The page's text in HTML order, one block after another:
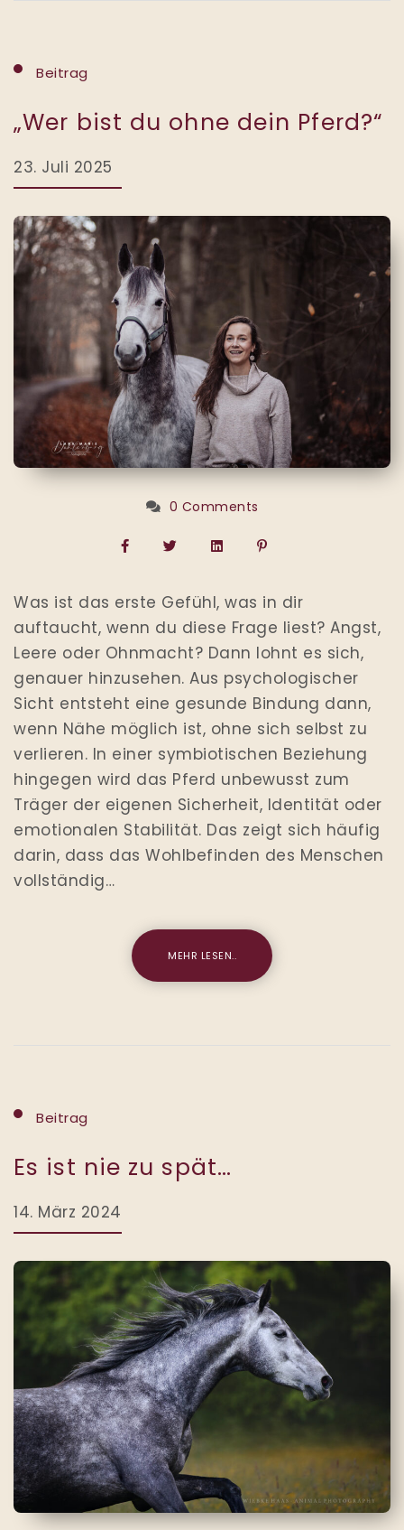
Beitrag
„Wer bist du ohne dein Pferd?“
23. Juli 2025
0 Comments
Was ist das erste Gefühl, was in dir
auftaucht, wenn du diese Frage liest? Angst,
Leere oder Ohnmacht? Dann lohnt es sich,
genauer hinzusehen. Aus psychologischer
Sicht entsteht eine gesunde Bindung dann,
wenn Nähe möglich ist, ohne sich selbst zu
verlieren. In einer symbiotischen Beziehung
hingegen wird das Pferd unbewusst zum
Träger der eigenen Sicherheit, Identität oder
emotionalen Stabilität. Das zeigt sich häufig
darin, dass das Wohlbefinden des Menschen
vollständig…
MEHR LESEN..
Beitrag
Es ist nie zu spät…
14. März 2024